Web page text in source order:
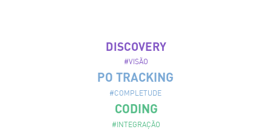
DISCOVERY
#VISÃO
PO TRACKING
#COMPLETUDE
CODING
#INTEGRAÇÃO